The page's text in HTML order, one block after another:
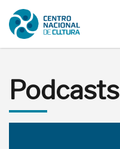
Podcasts